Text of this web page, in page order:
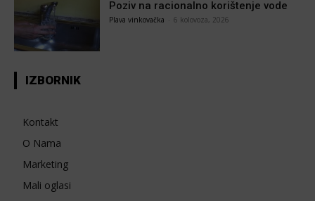
Poziv na racionalno korištenje vode
Plava vinkovačka 6 kolovoza, 2026
IZBORNIK
Kontakt
O Nama
Marketing
Mali oglasi